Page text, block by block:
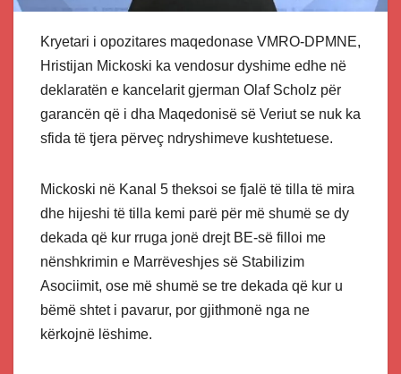
Kryetari i opozitares maqedonase VMRO-DPMNE,
Hristijan Mickoski ka vendosur dyshime edhe në
deklaratën e kancelarit gjerman Olaf Scholz për
garancën që i dha Maqedonisë së Veriut se nuk ka
sfida të tjera përveç ndryshimeve kushtetuese.
Mickoski në Kanal 5 theksoi se fjalë të tilla të mira
dhe hijeshi të tilla kemi parë për më shumë se dy
dekada që kur rruga jonë drejt BE-së filloi me
nënshkrimin e Marrëveshjes së Stabilizim
Asociimit, ose më shumë se tre dekada që kur u
bëmë shtet i pavarur, por gjithmonë nga ne
kërkojnë lëshime.